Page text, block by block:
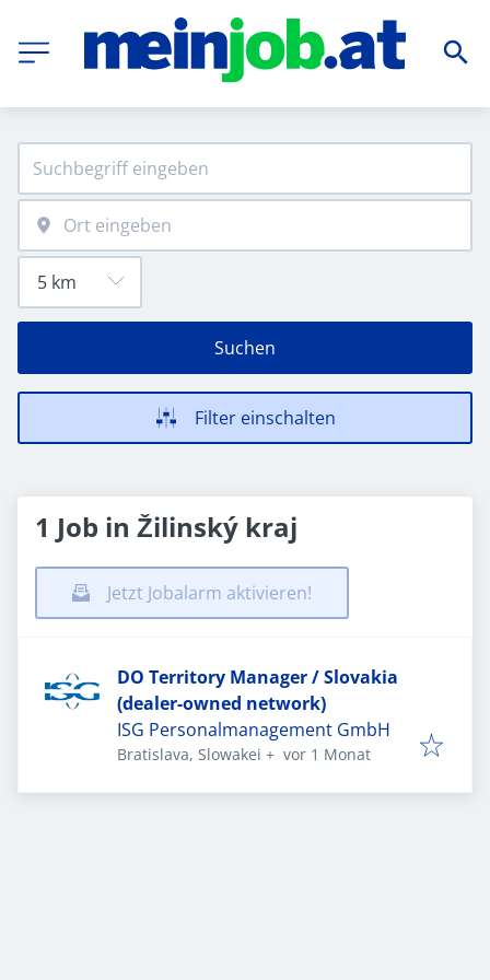
Suchen
Filter einschalten
1 Job in Žilinský kraj
Jetzt Jobalarm aktivieren!
DO Territory Manager / Slovakia
(dealer-owned network)
ISG Personalmanagement GmbH
Bratislava, Slowakei + Veröffentlicht
vor 1 Monat